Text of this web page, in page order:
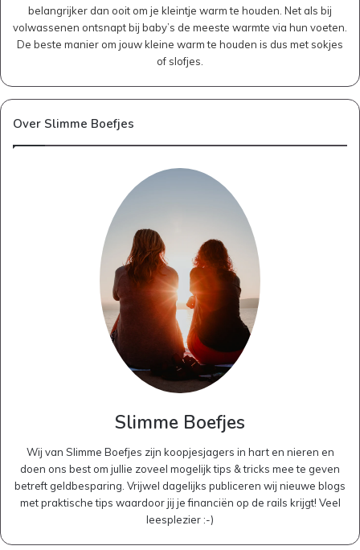
belangrijker dan ooit om je kleintje warm te houden. Net als bij
volwassenen ontsnapt bij baby’s de meeste warmte via hun voeten.
De beste manier om jouw kleine warm te houden is dus met sokjes
of slofjes.
Over Slimme Boefjes
Slimme Boefjes
Wij van Slimme Boefjes zijn koopjesjagers in hart en nieren en
doen ons best om jullie zoveel mogelijk tips & tricks mee te geven
betreft geldbesparing. Vrijwel dagelijks publiceren wij nieuwe blogs
met praktische tips waardoor jij je financiën op de rails krijgt! Veel
leesplezier :-)